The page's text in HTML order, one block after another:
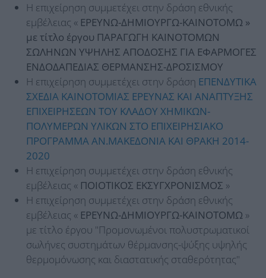
Η επιχείρηση συμμετέχει στην δράση εθνικής
εμβέλειας « ΕΡΕΥΝΩ-ΔΗΜΙΟΥΡΓΩ-ΚΑΙΝΟΤΟΜΩ »
με τίτλο έργου ΠΑΡΑΓΩΓΗ ΚΑΙΝΟΤΟΜΩΝ
ΣΩΛΗΝΩΝ ΥΨΗΛΗΣ ΑΠΟΔΟΣΗΣ ΓΙΑ ΕΦΑΡΜΟΓΕΣ
ΕΝΔΟΔΑΠΕΔΙΑΣ ΘΕΡΜΑΝΣΗΣ-ΔΡΟΣΙΣΜΟΥ
Η επιχείρηση συμμετέχει στην δράση ΕΠΕΝΔΥΤΙΚΑ
ΣΧΕΔΙΑ ΚΑΙΝΟΤΟΜΙΑΣ ΕΡΕΥΝΑΣ ΚΑΙ ΑΝΑΠΤΥΞΗΣ
ΕΠΙΧΕΙΡΗΣΕΩΝ ΤΟΥ ΚΛΑΔΟΥ ΧΗΜΙΚΩΝ-
ΠΟΛΥΜΕΡΩΝ ΥΛΙΚΩΝ ΣΤΟ ΕΠΙΧΕΙΡΗΣΙΑΚΟ
ΠΡΟΓΡΑΜΜΑ ΑΝ.ΜΑΚΕΔΟΝΙΑ ΚΑΙ ΘΡΑΚΗ 2014-
2020
Η επιχείρηση συμμετέχει στην δράση εθνικής
εμβέλειας « ΠΟΙΟΤΙΚΟΣ ΕΚΣΥΓΧΡΟΝΙΣΜΟΣ »
Η επιχείρηση συμμετέχει στην δράση εθνικής
εμβέλειας « ΕΡΕΥΝΩ-ΔΗΜΙΟΥΡΓΩ-ΚΑΙΝΟΤΟΜΩ »
με τίτλο έργου "Προμονωμένοι πολυστρωματικοί
σωλήνες συστημάτων θέρμανσης-ψύξης υψηλής
θερμομόνωσης και διαστατικής σταθερότητας"